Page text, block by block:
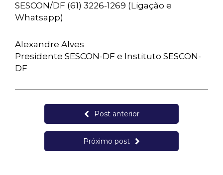
SESCON/DF (61) 3226-1269 (Ligação e
Whatsapp)
Alexandre Alves
Presidente SESCON-DF e Instituto SESCON-
DF
Post anterior
Próximo post